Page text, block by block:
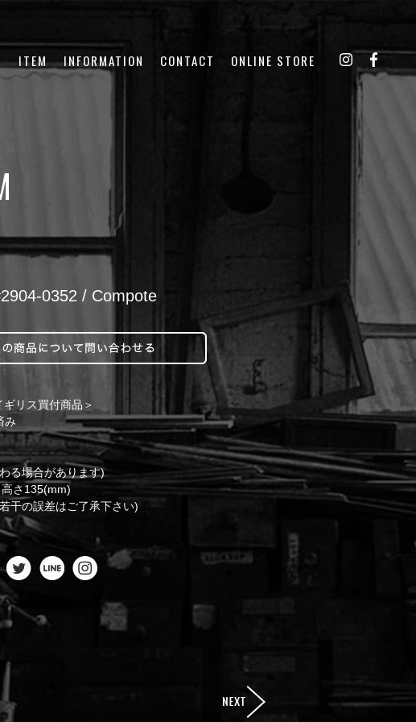
ITEM INFORMATION CONTACT ONLINE STORE
0352 / Compote
リス買付商品＞
み
る場合があります)
さ135(mm)
干の誤差はご了承下さい)